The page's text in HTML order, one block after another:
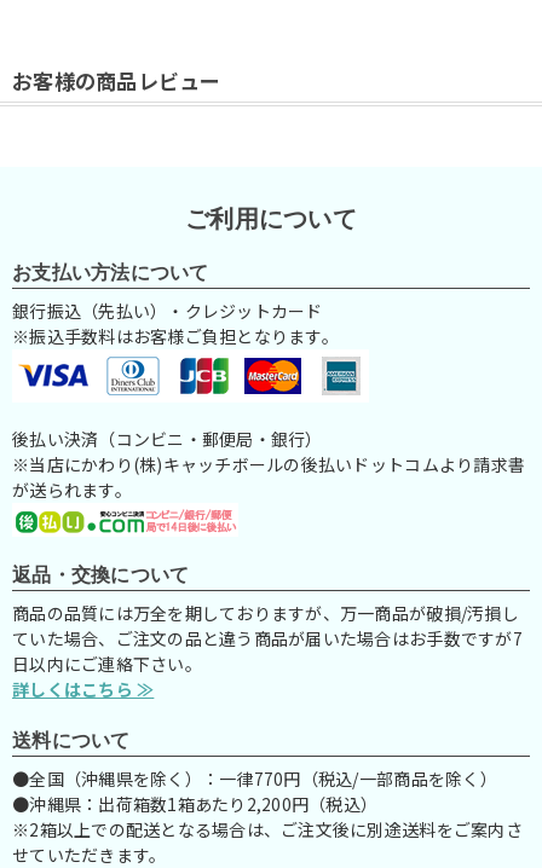
お客様の商品レビュー
ご利用について
お支払い方法について
銀行振込（先払い）・クレジットカード
※振込手数料はお客様ご負担となります。
後払い決済（コンビニ・郵便局・銀行）
※当店にかわり(株)キャッチボールの後払いドットコムより請求書
が送られます。
返品・交換について
商品の品質には万全を期しておりますが、万一商品が破損/汚損し
ていた場合、ご注文の品と違う商品が届いた場合はお手数ですが7
日以内にご連絡下さい。
詳しくはこちら ≫
送料について
●全国（沖縄県を除く）：一律770円（税込/一部商品を除く）
●沖縄県：出荷箱数1箱あたり2,200円（税込）
※2箱以上での配送となる場合は、ご注文後に別途送料をご案内さ
せていただきます。